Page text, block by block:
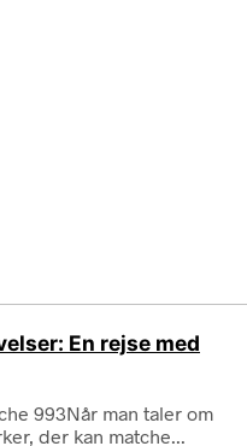
En rejse med
993Når man taler om
der kan matche...